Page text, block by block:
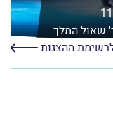
שאול המלך
ההצגות